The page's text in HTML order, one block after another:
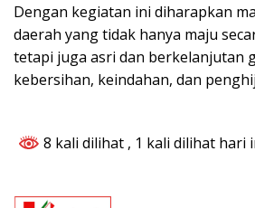
Dengan kegiatan ini diharapkan
daerah yang tidak hanya maju
tetapi juga asri dan berkelanjutan
kebersihan, keindahan, dan
8 kali dilihat , 1 kali dilihat hari